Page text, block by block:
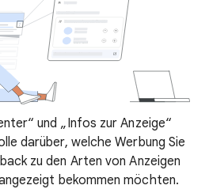
und „Infos zur Anzeige“
darüber, welche Werbung Sie
zu den Arten von Anzeigen
bekommen möchten.